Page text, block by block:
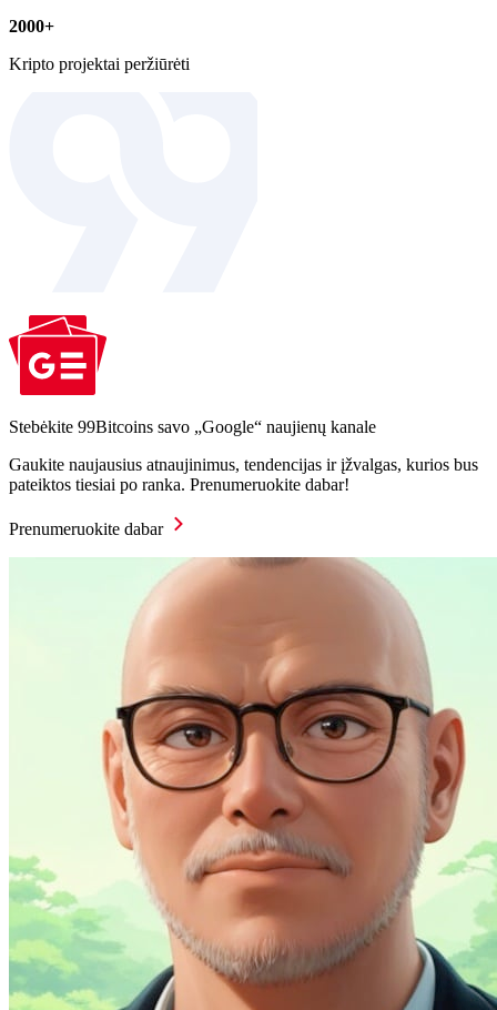
2000+
Kripto projektai peržiūrėti
Stebėkite 99Bitcoins savo „Google“ naujienų kanale
Gaukite naujausius atnaujinimus, tendencijas ir įžvalgas, kurios bus
pateiktos tiesiai po ranka. Prenumeruokite dabar!
Prenumeruokite dabar